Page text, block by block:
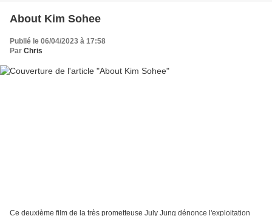
About Kim Sohee
Publié le 06/04/2023 à 17:58
Par Chris
Ce deuxième film de la très prometteuse July Jung dénonce l'exploitation